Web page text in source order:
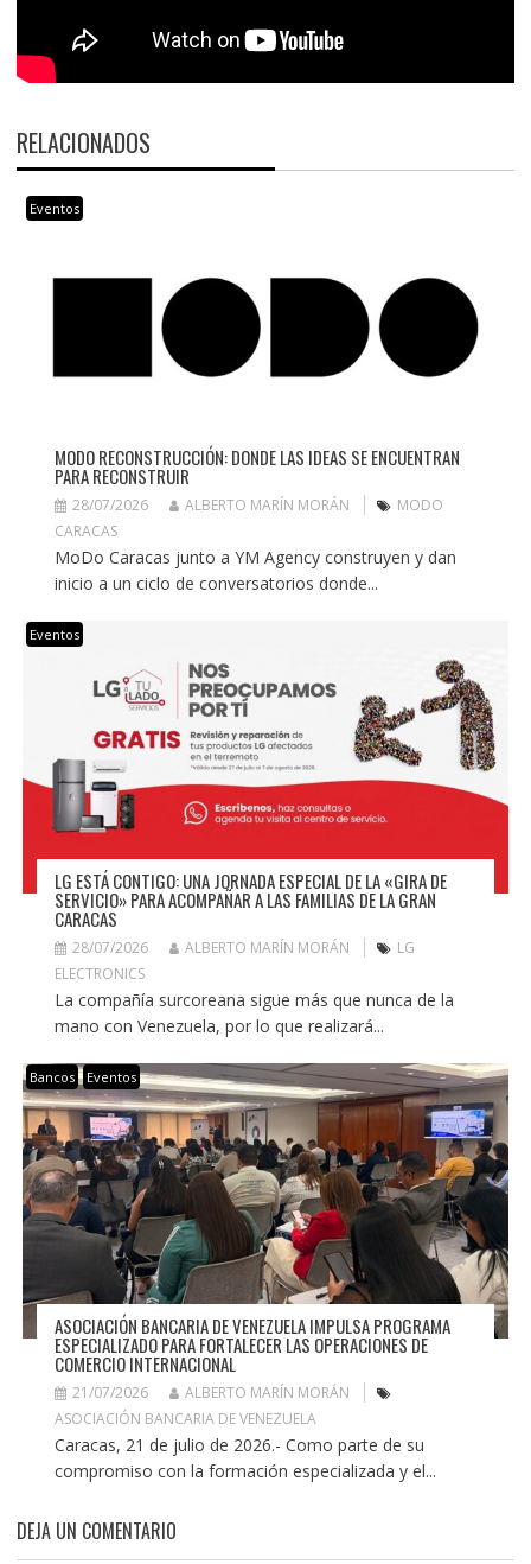
RELACIONADOS
Eventos
MODO RECONSTRUCCIÓN: DONDE LAS IDEAS SE ENCUENTRAN
PARA RECONSTRUIR
28/07/2026 ALBERTO MARÍN MORÁN
MODO
CARACAS
MoDo Caracas junto a YM Agency construyen y dan
inicio a un ciclo de conversatorios donde...
Eventos
LG ESTÁ CONTIGO: UNA JORNADA ESPECIAL DE LA «GIRA DE
SERVICIO» PARA ACOMPAÑAR A LAS FAMILIAS DE LA GRAN
CARACAS
28/07/2026 ALBERTO MARÍN MORÁN
LG
ELECTRONICS
La compañía surcoreana sigue más que nunca de la
mano con Venezuela, por lo que realizará...
Bancos Eventos
ASOCIACIÓN BANCARIA DE VENEZUELA IMPULSA PROGRAMA
ESPECIALIZADO PARA FORTALECER LAS OPERACIONES DE
COMERCIO INTERNACIONAL
21/07/2026
ALBERTO MARÍN MORÁN
ASOCIACIÓN BANCARIA DE VENEZUELA
Caracas, 21 de julio de 2026.- Como parte de su
compromiso con la formación especializada y el...
DEJA UN COMENTARIO